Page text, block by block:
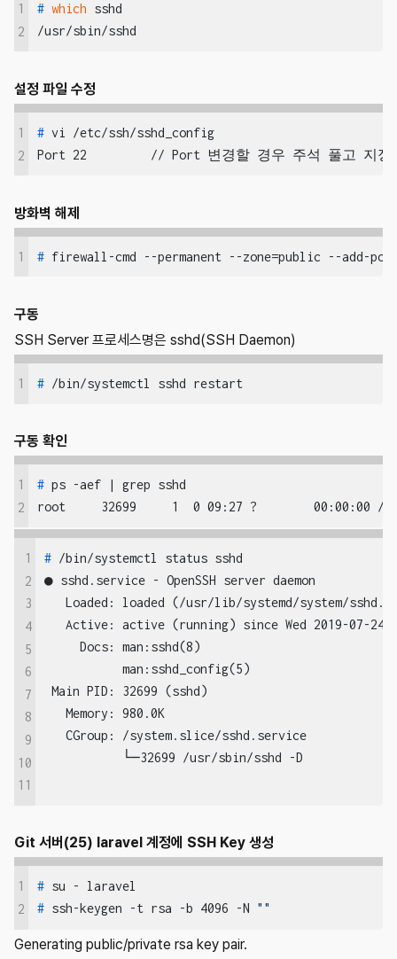
1
2
# which sshd
/usr/sbin/sshd
설정 파일 수정
1
2
# vi /etc/ssh/sshd_config
Port 22		// Port 변경할 경우 주석 풀고 지정
방화벽 해제
1 # firewall-cmd --permanent --zone=public --add-
구동
SSH Server 프로세스명은 sshd(SSH Daemon)
1 # /bin/systemctl sshd restart
구동 확인
1
2
# ps -aef | grep sshd
root     32699     1  0 09:27 ?        00:00:00 /
1
2
3
4
5
6
7
8
9
10
11
# /bin/systemctl status sshd
● sshd.service - OpenSSH server daemon
Loaded: loaded (/usr/lib/systemd/system/
   Active:
active (running) since Wed 2019-07-24
     Docs: man:sshd(8)
           man:sshd_config(5)
Main PID: 32699 (sshd)
   Memory: 980.0K
   CGroup: /system.slice/sshd.service
Git 서버(25) laravel 계정에 SSH Key 생성
1
2
# su - laravel
# ssh-keygen -t rsa -b 4096 -N ""
Generating public/private rsa key pair.